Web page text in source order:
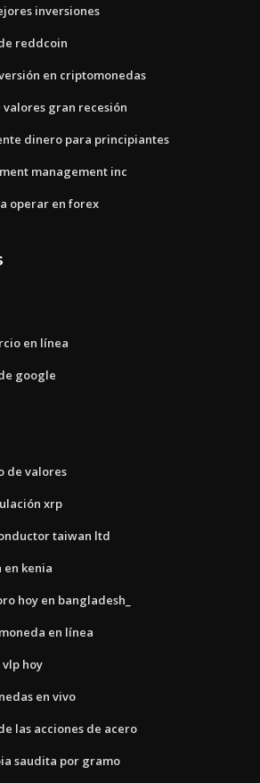
inversiones
reddcoin
en criptomonedas
gran recesión
dinero para principiantes
management inc
operar en forex
en línea
google
de valores
xrp
taiwan ltd
en kenia
hoy en bangladesh_
en línea
vlp hoy
en vivo
las acciones de acero
saudita por gramo